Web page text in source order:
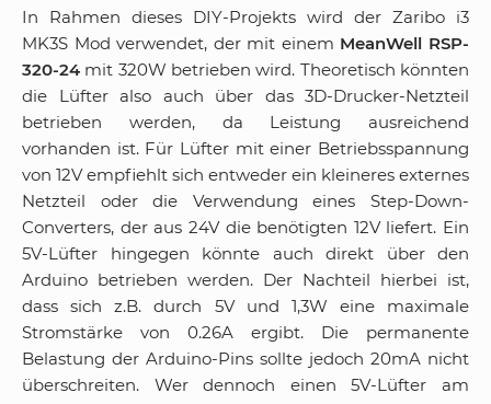
In Rahmen dieses DIY-Projekts wird der Zaribo i3
MK3S Mod verwendet, der mit einem MeanWell RSP-
320-24 mit 320W betrieben wird. Theoretisch könnten
die Lüfter also auch über das 3D-Drucker-Netzteil
betrieben werden, da Leistung ausreichend
vorhanden ist. Für Lüfter mit einer Betriebsspannung
von 12V empfiehlt sich entweder ein kleineres externes
Netzteil oder die Verwendung eines Step-Down-
Converters, der aus 24V die benötigten 12V liefert. Ein
5V-Lüfter hingegen könnte auch direkt über den
Arduino betrieben werden. Der Nachteil hierbei ist,
dass sich z.B. durch 5V und 1,3W eine maximale
Stromstärke von 0.26A ergibt. Die permanente
Belastung der Arduino-Pins sollte jedoch 20mA nicht
überschreiten. Wer dennoch einen 5V-Lüfter am